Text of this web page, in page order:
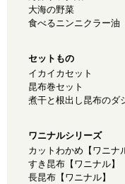
大海の野菜
食べるニンニクラー油
セットもの
イカイカセット
昆布巻セット
煮干と根出し昆布のダ
ワニナルシリーズ
カットわかめ【ワニナ
すき昆布【ワニナル】
長昆布【ワニナル】